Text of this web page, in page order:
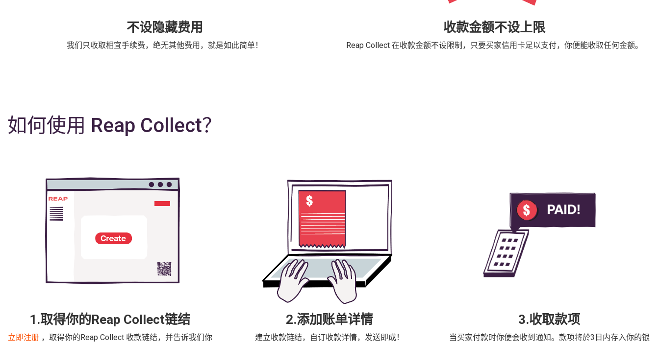
不设隐藏费用
我们只收取相宜手续费，绝无其他费用，就是如此简单！
收款金额不设上限
Reap Collect 在收款金额不设限制，只要买家信用卡足以支付，你便能收取任何金额。
如何使用 Reap Collect？
1.取得你的Reap Collect链结
立即注册，取得你的Reap Collect 收款链结，并告诉我们你
2.添加账单详情
建立收款链结，自订收款详情，发送即成！
3.收取款项
当买家付款时你便会收到通知。款项将於3日内存入你的银